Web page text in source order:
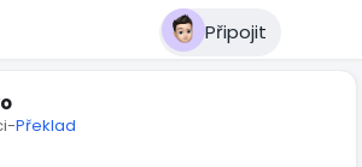
Připojit
-Překlad